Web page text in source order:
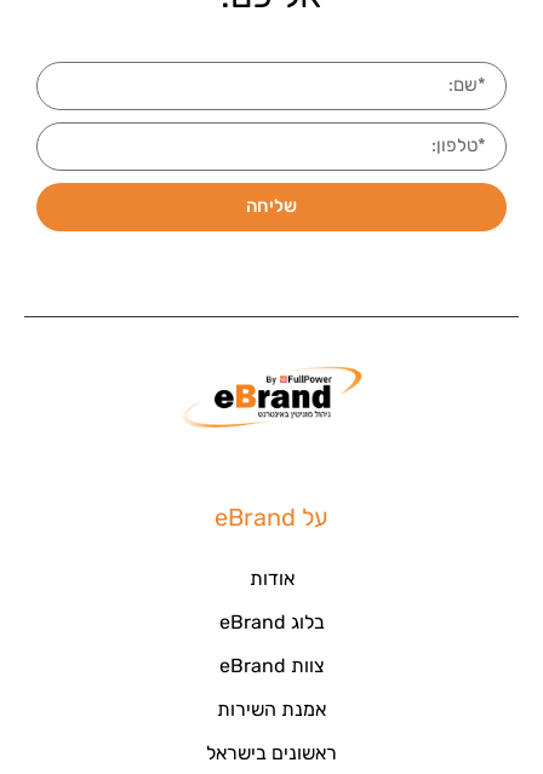
שליחה
על eBrand
אודות
בלוג eBrand
צוות eBrand
אמנת השירות
ראשונים בישראל